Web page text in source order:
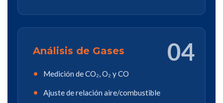
04
Análisis de Gases
Medición de CO₂, O₂ y CO
Ajuste de relación aire/combustible